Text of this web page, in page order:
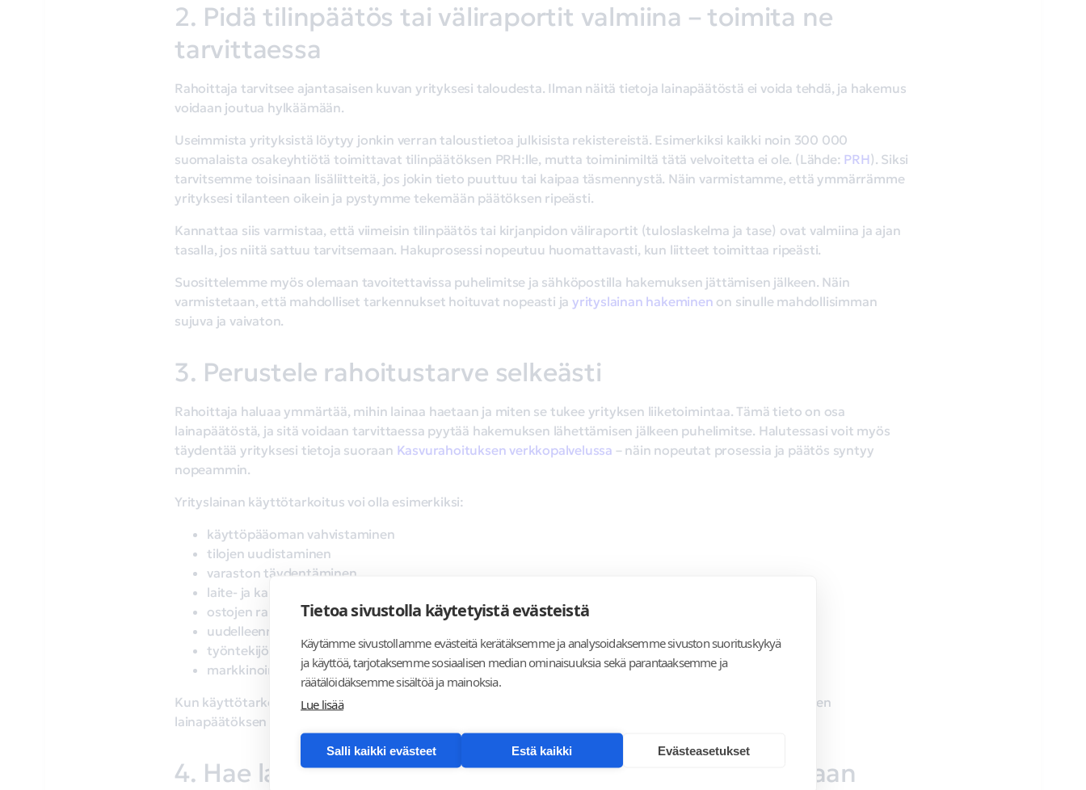
2. Pidä tilinpäätös tai väliraportit valmiina – toimita ne
tarvittaessa
Rahoittaja tarvitsee ajantasaisen kuvan yrityksesi taloudesta. Ilman näitä tietoja lainapäätöstä ei voida tehdä, ja hakemus
voidaan joutua hylkäämään.
Useimmista yrityksistä löytyy jonkin verran taloustietoa julkisista rekistereistä. Esimerkiksi kaikki noin 300 000
suomalaista osakeyhtiötä toimittavat tilinpäätöksen PRH:lle, mutta toiminimiltä tätä velvoitetta ei ole. (Lähde: PRH). Siksi
tarvitsemme toisinaan lisäliitteitä, jos jokin tieto puuttuu tai kaipaa täsmennystä. Näin varmistamme, että ymmärrämme
yrityksesi tilanteen oikein ja pystymme tekemään päätöksen ripeästi.
Kannattaa siis varmistaa, että viimeisin tilinpäätös tai kirjanpidon väliraportit (tuloslaskelma ja tase) ovat valmiina ja ajan
tasalla, jos niitä sattuu tarvitsemaan. Hakuprosessi nopeutuu huomattavasti, kun liitteet toimittaa ripeästi.
Suosittelemme myös olemaan tavoitettavissa puhelimitse ja sähköpostilla hakemuksen jättämisen jälkeen. Näin
varmistetaan, että mahdolliset tarkennukset hoituvat nopeasti ja yrityslainan hakeminen on sinulle mahdollisimman
sujuva ja vaivaton.
3. Perustele rahoitustarve selkeästi
Rahoittaja haluaa ymmärtää, mihin lainaa haetaan ja miten se tukee yrityksen liiketoimintaa. Tämä tieto on osa
lainapäätöstä, ja sitä voidaan tarvittaessa pyytää hakemuksen lähettämisen jälkeen puhelimitse. Halutessasi voit myös
täydentää yrityksesi tietoja suoraan Kasvurahoituksen verkkopalvelussa – näin nopeutat prosessia ja päätös syntyy
nopeammin.
Yrityslainan käyttötarkoitus voi olla esimerkiksi:
käyttöpääoman vahvistaminen
tilojen uudistaminen
varaston täydentäminen
laite- ja kalustohankinnat
ostojen rahoittaminen
uudelleenrahoitus
työntekijöiden palkkaaminen
markkinointi ja myynnin kasvattaminen
Kun käyttötarkoitus on selkeä ja perusteltu, rahoittaja pystyy arvioimaan tilanteesi paremmin ja myönteisen
lainapäätöksen todennäköisyys kasvaa merkittävästi.
4. Hae lainaa realistisesti yrityksen maksukyvyn mukaan
Tietoa sivustolla käytetyistä evästeistä
Käytämme sivustollamme evästeitä kerätäksemme ja analysoidaksemme sivuston suorituskykyä
ja käyttöä, tarjotaksemme sosiaalisen median ominaisuuksia sekä parantaaksemme ja
räätälöidäksemme sisältöä ja mainoksia.
Lue lisää
Salli kaikki evästeet Estä kaikki Evästeasetukset